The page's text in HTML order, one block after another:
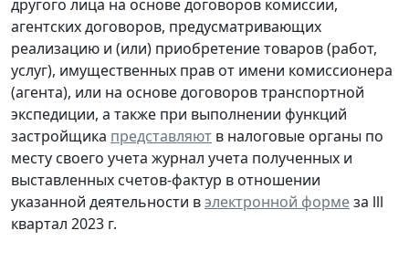
другого лица на основе договоров комиссии,
агентских договоров, предусматривающих
реализацию и (или) приобретение товаров (работ,
услуг), имущественных прав от имени комиссионера
(агента), или на основе договоров транспортной
экспедиции, а также при выполнении функций
застройщика представляют в налоговые органы по
месту своего учета журнал учета полученных и
выставленных счетов-фактур в отношении
указанной деятельности вэлектронной формеза lll
квартал 2023 г.